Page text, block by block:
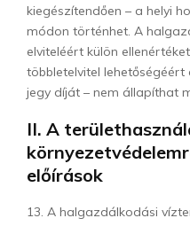
kiegészítendően – a helyi
módon történhet. A
elviteléért külön
többletelvitel
jegy díját – nem állapíthat
II. A
előírások
13. A halgazdálkodási